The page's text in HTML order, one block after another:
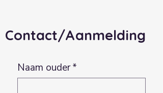
Contact/Aanmelding
Naam ouder*